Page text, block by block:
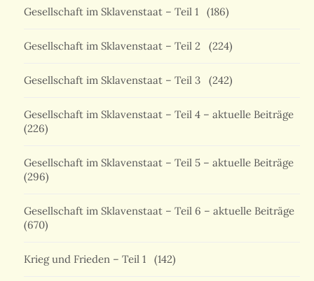
Gesellschaft im Sklavenstaat – Teil 1 (186)
Gesellschaft im Sklavenstaat – Teil 2 (224)
Gesellschaft im Sklavenstaat – Teil 3 (242)
Gesellschaft im Sklavenstaat – Teil 4 – aktuelle Beiträge
(226)
Gesellschaft im Sklavenstaat – Teil 5 – aktuelle Beiträge
(296)
Gesellschaft im Sklavenstaat – Teil 6 – aktuelle Beiträge
(670)
Krieg und Frieden – Teil 1 (142)